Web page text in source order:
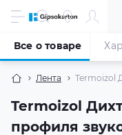
Лента Termoizol
Termoizol
профиля
Все о товаре